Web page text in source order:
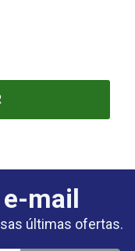
mail
últimas ofertas.